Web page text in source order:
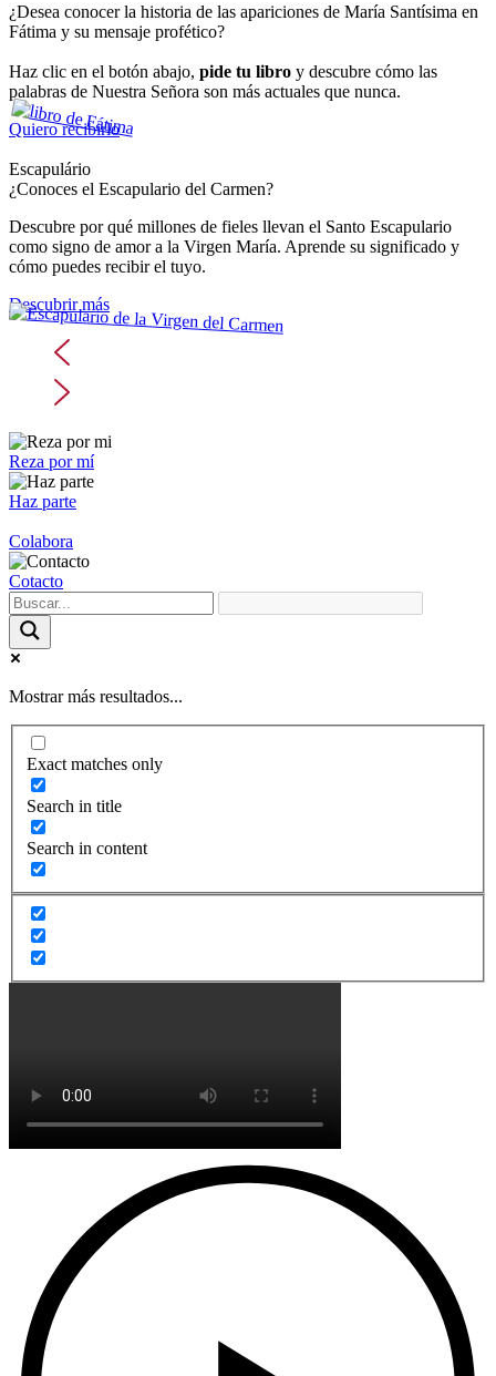
¿Desea conocer la historia de las apariciones de María Santísima en
Fátima y su mensaje profético?
Haz clic en el botón abajo, pide tu libro y descubre cómo las
palabras de Nuestra Señora son más actuales que nunca.
Quiero recibirlo
Escapulário
¿Conoces el Escapulario del Carmen?
Descubre por qué millones de fieles llevan el Santo Escapulario
como signo de amor a la Virgen María. Aprende su significado y
cómo puedes recibir el tuyo.
Descubrir más
Reza por mí
Haz parte
Colabora
Cotacto
Mostrar más resultados...
Exact matches only
Search in title
Search in content